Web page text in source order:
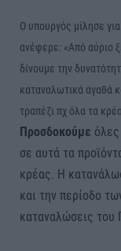
Ο υπουργός μίλησε
ανέφερε: «Από αύριο
δίνουμε την
καταναλωτικά αγαθά
τραπέζι πχ όλα τα
Προσδοκούμε όλες
σε αυτά τα
κρέας. Η
και την περίοδο
καταναλώσεις του